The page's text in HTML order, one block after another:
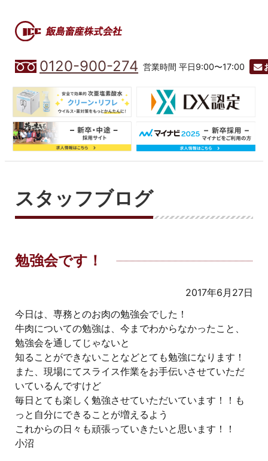
0120-900-274 営業時間 平日9:00〜17:00
スタッフブログ
勉強会です！
2017年6月27日
今日は、専務とのお肉の勉強会でした！
牛肉についての勉強は、今までわからなかったこと、
勉強会を通してじゃないと
知ることができないことなどとても勉強になります！
また、現場にてスライス作業をお手伝いさせていただ
いているんですけど
毎日とても楽しく勉強させていただいています！！も
っと自分にできることが増えるよう
これからの日々も頑張っていきたいと思います！！
小沼